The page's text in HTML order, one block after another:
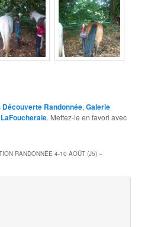
Découverte Randonnée,Galerie
LaFoucheraie. Mettez-le en favori avec
RANDONNÉE 4-10 AOÛT (J5) »